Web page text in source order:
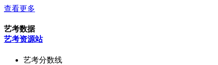
查看更多
艺考数据
艺考资源站
艺考分数线